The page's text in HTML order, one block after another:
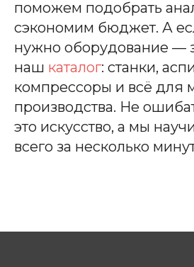
поможем подобрать
сэкономим бюджет. А
нужно оборудование —
наш каталог: станки,
компрессоры и всё для
производства. Не
это искусство, а мы
всего за несколько